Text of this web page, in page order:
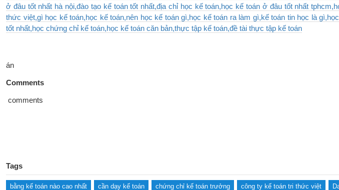
ở đâu tốt nhất hà nội,đào tạo kế toán tốt nhất,địa chỉ học kế toán,học kế toán ở đâu tốt nhất
thức việt,gì học kế toán,học kế toán,nên học kế toán gì,học kế toán ra làm gì,kế toán tin học là
tốt nhất,học chứng chỉ kế toán,học kế toán căn bản,thực tập kế toán,đề tài thực tập kế toán
án
Comments
comments
Tags
bằng kế toán nào cao nhất cần dạy kế toán chứng chỉ kế toán trưởng công ty kế toán tri thức việt